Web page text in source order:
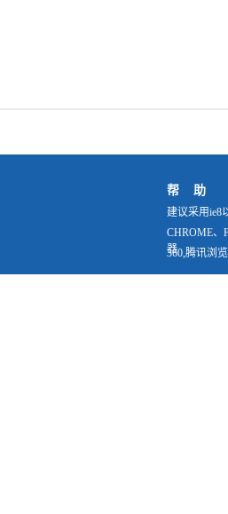
帮 助
建议采用ie8
CHROME、
器
360,腾讯浏